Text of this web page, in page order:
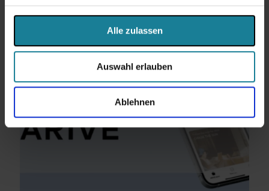
Alle zulassen
Auswahl erlauben
Ablehnen